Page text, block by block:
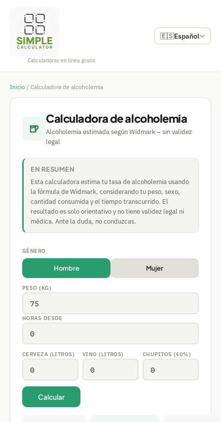
Calculadoras en línea gratis
🇪🇸Español
Inicio / Calculadora de alcoholemia
🍺
Calculadora de alcoholemia
Alcoholemia estimada según Widmark – sin validez
legal
EN RESUMEN
Esta calculadora estima tu tasa de alcoholemia usando
la fórmula de Widmark, considerando tu peso, sexo,
cantidad consumida y el tiempo transcurrido. El
resultado es solo orientativo y no tiene validez legal ni
médica. Ante la duda, no conduzcas.
GÉNERO
Hombre Mujer
PESO (KG)
HORAS DESDE
CERVEZA (LITROS) VINO (LITROS) CHUPITOS (40%)
Calcular